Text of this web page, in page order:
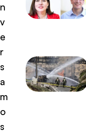
n
v
e
r
s
a
m
o
s